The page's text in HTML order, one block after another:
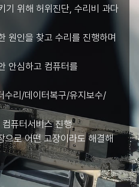
기 위해 허위진단, 수리비 과다
원인을 찾고 수리를 진행하며
안심하고 컴퓨터를
수리/데이터복구/유지보수/
퓨터서비스 진행.
로 어떤 고장이라도 해결해